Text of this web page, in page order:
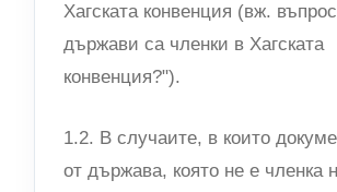
Хагската конвенция (вж.
държави са членки в Хагската
конвенция?").
1.2. В случаите, в които
от държава, която не е членка